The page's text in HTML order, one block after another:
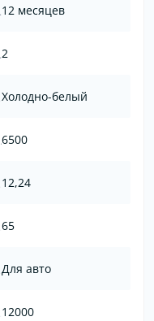
12 месяцев
2
Холодно-белый
6500
12,24
65
Для авто
12000